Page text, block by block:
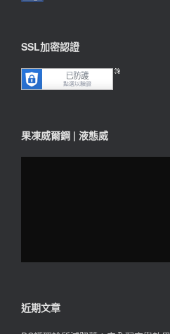
SSL加密認證
果凍威爾鋼 | 液態威
近期文章